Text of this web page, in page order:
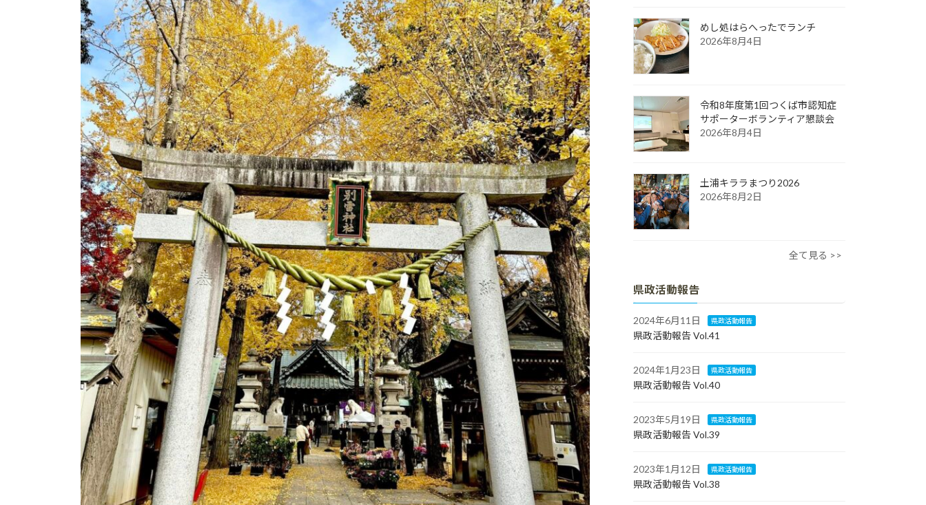
めし処はらへったでランチ
2026年8月4日
令和8年度第1回つくば市認知症
サポーターボランティア懇談会
2026年8月4日
土浦キララまつり2026
2026年8月2日
全て見る >>
県政活動報告
2024年6月11日 県政活動報告
県政活動報告 Vol.41
2024年1月23日 県政活動報告
県政活動報告 Vol.40
2023年5月19日 県政活動報告
県政活動報告 Vol.39
2023年1月12日 県政活動報告
県政活動報告 Vol.38